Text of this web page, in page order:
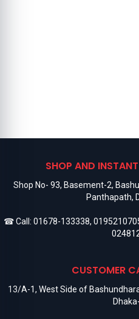
SHOP AND
Shop No- 93, Basement-2,
Panthapath,
☎ Call: 01678-133338,
CUSTOMER
13/A-1, West Side of